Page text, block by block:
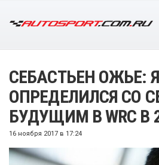
СЕБАСТЬЕН ОЖЬЕ:
ОПРЕДЕЛИЛСЯ СО
БУДУЩИМ В WRC В
16 ноября 2017 в 17:24